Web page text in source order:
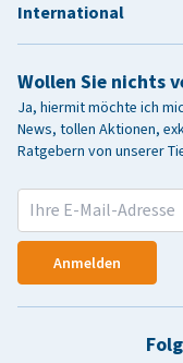
Wollen Sie nichts
Ja, hiermit möchte ich
News, tollen Aktionen,
Ratgebern von unserer
Anmelden
International